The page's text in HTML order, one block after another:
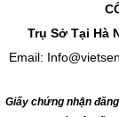
Trụ Sở Tại Hà
Email:
Giấy chứng nhận